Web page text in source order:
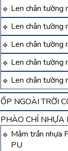
Len chân tường
Len chân tường
Len chân tường
Len chân tường
Len chân tường
ỐP NGOÀI TRỜI
PHÀO CHỈ NHỰA
Mâm trần nhựa
PU